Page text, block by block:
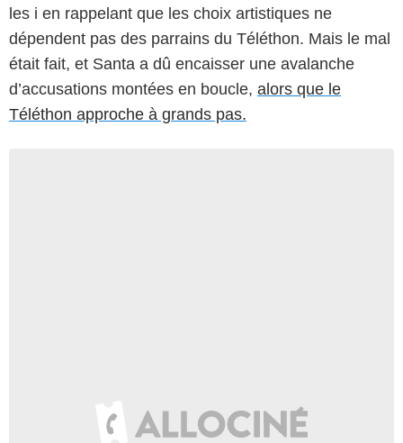
les i en rappelant que les choix artistiques ne
dépendent pas des parrains du Téléthon. Mais le mal
était fait, et Santa a dû encaisser une avalanche
d’accusations montées en boucle, alors que le
Téléthon approche à grands pas.